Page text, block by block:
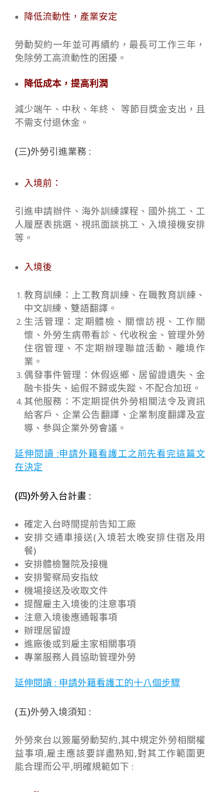
降低流動性，產業安定
勞動契約一年並可再續約，最長可工作三年，
免除勞工高流動性的困擾。
降低成本，提高利潤
減少端午、中秋、年終、 等節目獎金支出，且
不需支付退休金。
(三)外勞引進業務 :
入境前：
引進申請辦件、海外訓練課程、國外挑工、工
人履歷表挑選、視訊面談挑工、入境接機安排
等。
入境後
教育訓練：上工教育訓練、在職教育訓練、
中文訓練、雙語翻譯。
生活管理：定期體檢、關懷訪視、工作關
懷、外勞生病帶看診、代收稅金、管理外勞
住宿管理、不定期辦理聯誼活動、離境作
業。
偶發事件管理：休假返鄉、居留證遺失、金
融卡掛失、逾假不歸或失蹤、不配合加班。
其他服務：不定期提供外勞相關法令及資訊
給客戶、企業公告翻譯、企業制度翻譯及宣
導、參與企業外勞會議。
延伸閱讀 :申請外籍看護工之前先看完這篇文
在決定
(四)外勞入台計畫 :
確定入台時間提前告知工廠
安排交通車接送(入境若太晚安排住宿及用
餐)
安排體檢醫院及接機
安排警察局安指紋
機場接送及收取文件
提醒雇主入境後的注意事項
注意入境後應通報事項
辦理居留證
進廠後或到雇主家相關事項
專業服務人員協助管理外勞
延伸閱讀 : 申請外籍看護工的十八個步驟
(五)外勞入境須知 :
外勞來台以簽屬勞動契約,其中規定外勞相關權
益事項,雇主應該要詳盡熟知,對其工作範圍更
能合理而公平,明確規範如下 :